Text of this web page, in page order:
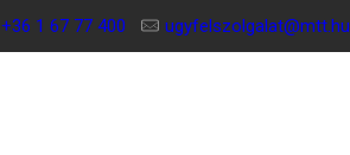
+36 1 67 77 400 ugyfelszolgalat@mtt.hu